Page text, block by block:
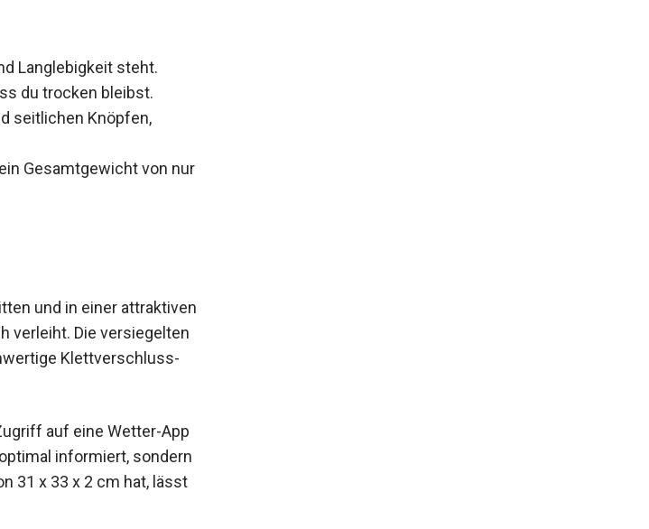
Langlebigkeit steht.
du trocken bleibst.
seitlichen Knöpfen,
Gesamtgewicht von nur
und in einer
Touch verleiht. Die
das hochwertige
auf eine Wetter-App
informiert, sondern
31 x 33 x 2 cm hat, lässt